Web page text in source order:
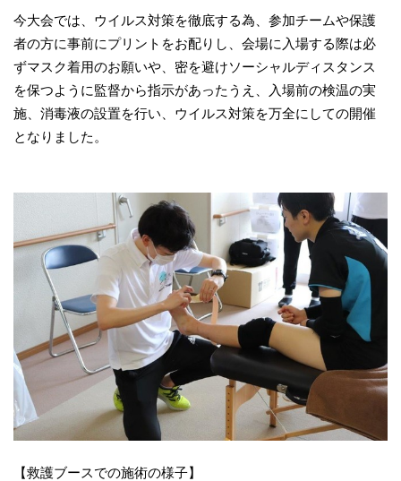
今大会では、ウイルス対策を徹底する為、参加チームや保護
者の方に事前にプリントをお配りし、会場に入場する際は必
ずマスク着用のお願いや、密を避けソーシャルディスタンス
を保つように監督から指示があったうえ、入場前の検温の実
施、消毒液の設置を行い、ウイルス対策を万全にしての開催
となりました。
【救護ブースでの施術の様子】